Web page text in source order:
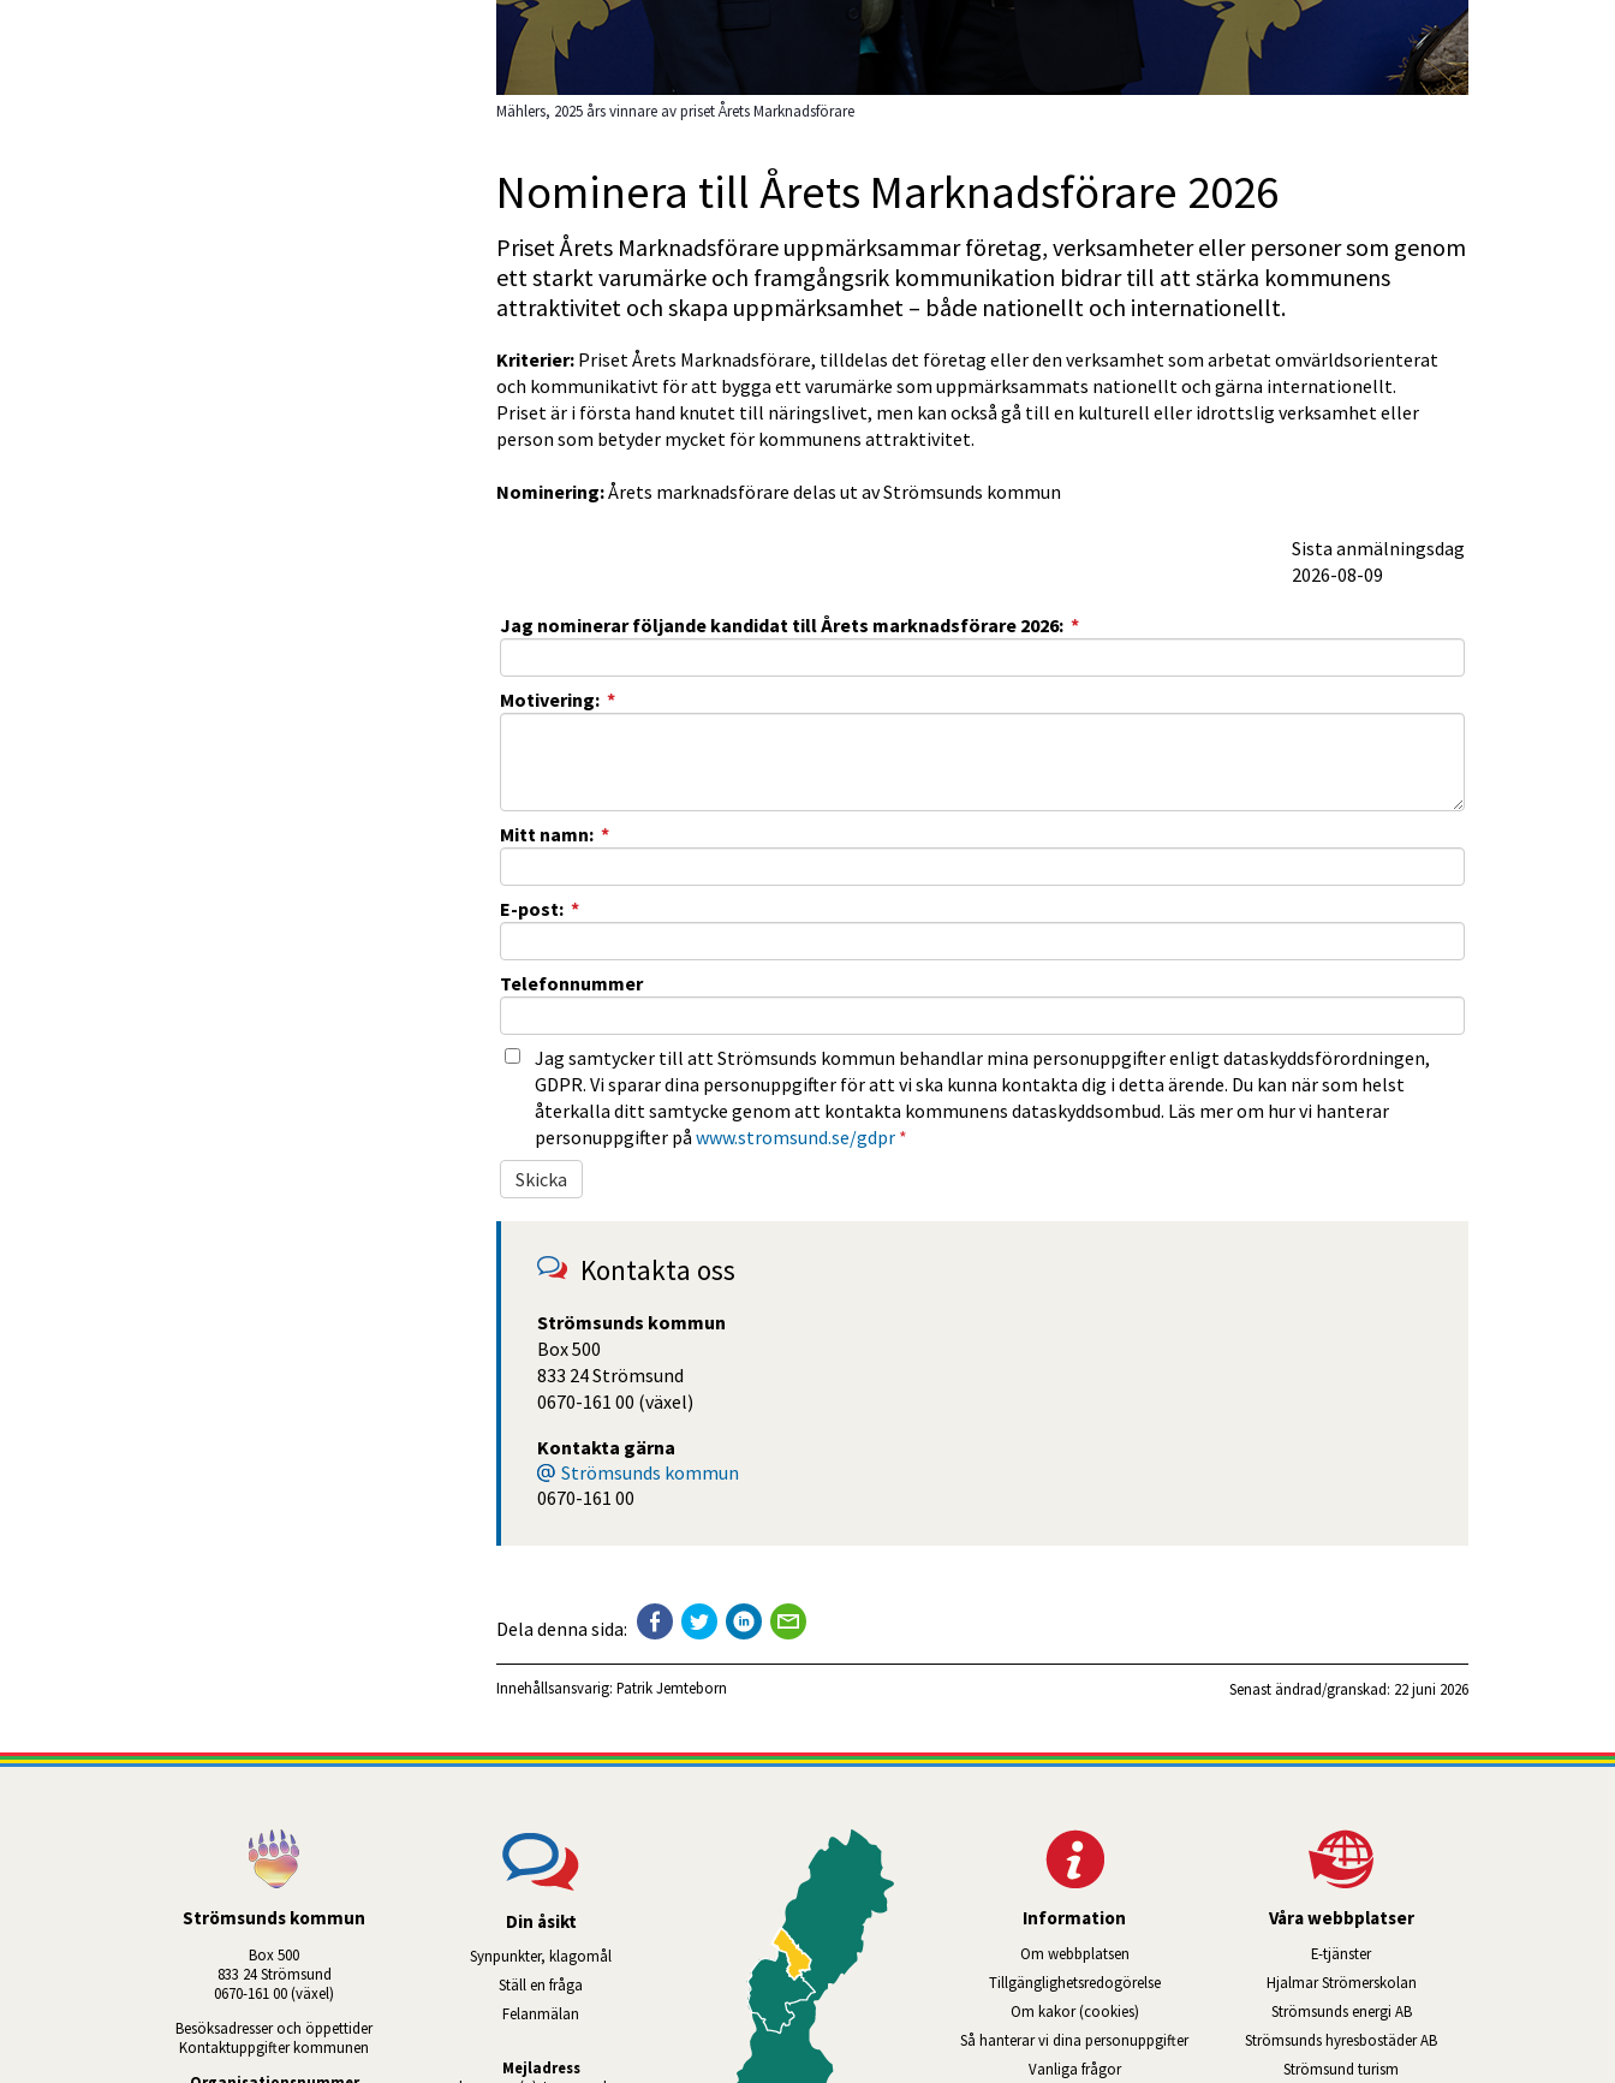
Mählers, 2025 års vinnare av priset Årets Marknadsförare
Nominera till Årets Marknadsförare 2026
Priset Årets Marknadsförare uppmärksammar företag, verksamheter eller personer som genom
ett starkt varumärke och framgångsrik kommunikation bidrar till att stärka kommunens
attraktivitet och skapa uppmärksamhet – både nationellt och internationellt.
Kriterier: Priset Årets Marknadsförare, tilldelas det företag eller den verksamhet som arbetat omvärldsorienterat
och kommunikativt för att bygga ett varumärke som uppmärksammats nationellt och gärna internationellt.
Priset är i första hand knutet till näringslivet, men kan också gå till en kulturell eller idrottslig verksamhet eller
person som betyder mycket för kommunens attraktivitet.
Nominering: Årets marknadsförare delas ut av Strömsunds kommun
Sista anmälningsdag
2026-08-09
Jag nominerar följande kandidat till Årets marknadsförare 2026: *(obligatorisk)
Motivering: *(obligatorisk)
Mitt namn: *(obligatorisk)
E-post: *(obligatorisk)
Telefonnummer
Jag samtycker till att Strömsunds kommun behandlar mina personuppgifter enligt dataskyddsförordningen,
GDPR. Vi sparar dina personuppgifter för att vi ska kunna kontakta dig i detta ärende. Du kan när som helst
återkalla ditt samtycke genom att kontakta kommunens dataskyddsombud. Läs mer om hur vi hanterar
personuppgifter på www.stromsund.se/gdpr*
Kontakta oss
Strömsunds kommun
Box 500
833 24 Strömsund
0670-161 00 (växel)
Kontakta gärna
Strömsunds kommun
0670-161 00
Dela denna sida:
Innehållsansvarig: Patrik Jemteborn Senast ändrad/granskad: 22 juni 2026
Strömsunds kommun
Box 500
833 24 Strömsund
0670-161 00 (växel)
Besöksadresser och öppettider
Kontaktuppgifter kommunen
Din åsikt
Synpunkter, klagomål
Ställ en fråga
Felanmälan
Mejladress
Information
Om webbplatsen
Tillgänglig­hets­redo­görelse
Om kakor (cookies)
Så hanterar vi dina personuppgifter
Vanliga frågor
Våra webbplatser
E-tjänsterLänk till annan webbplats, öppnas i
Hjalmar StrömerskolanLänk till annan webbplats,
Strömsunds energi ABLänk till annan webbplats,
Strömsunds hyresbostäder ABLänk till annan webbplats,
Strömsund turism